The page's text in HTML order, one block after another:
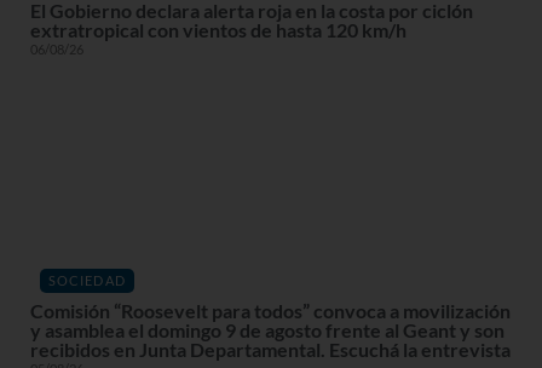
El Gobierno declara alerta roja en la costa por ciclón
extratropical con vientos de hasta 120 km/h
06/08/26
SOCIEDAD
Comisión “Roosevelt para todos” convoca a movilización
y asamblea el domingo 9 de agosto frente al Geant y son
recibidos en Junta Departamental. Escuchá la entrevista